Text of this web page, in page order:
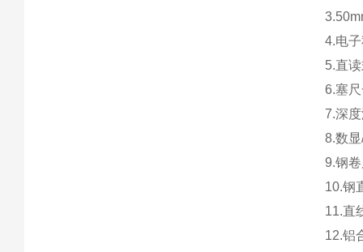
4.电
5.直
6.塞
7.深
8.数
9.钢
10.钢
11.直
12.铝